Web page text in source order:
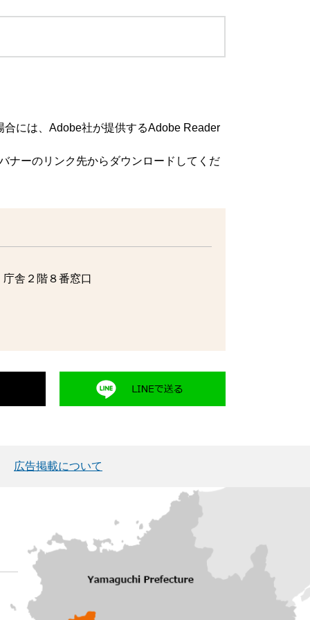
には、Adobe社が提供するAdobe Reader
ナーのリンク先からダウンロードしてくだ
舎２階８番窓口
広告掲載について